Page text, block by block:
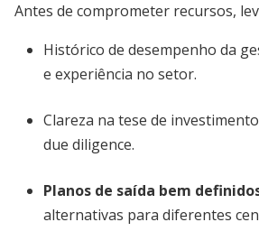
Antes de comprometer recursos,
Histórico de desempenho da
e experiência no setor.
Clareza na tese de
due diligence.
Planos de saída bem
alternativas para diferentes